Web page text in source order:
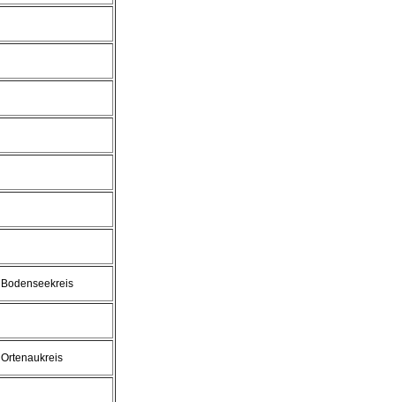
Bodenseekreis
Ortenaukreis